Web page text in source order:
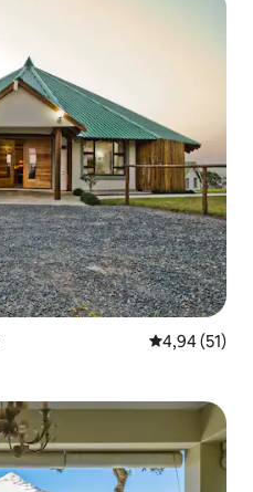
Gemiddelde
4,94 (51)